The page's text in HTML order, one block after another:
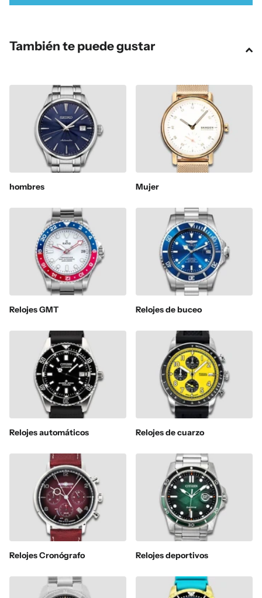
También te puede gustar
hombres Mujer
Relojes GMT Relojes de buceo
Relojes automáticos Relojes de cuarzo
Relojes Cronógrafo Relojes deportivos